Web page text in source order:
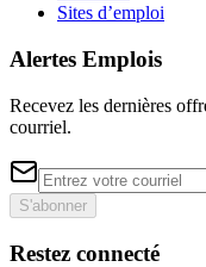
Sites d’emploi
Alertes Emplois
Recevez les dernières
courriel.
S'abonner
Restez connecté